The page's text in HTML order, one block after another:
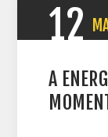
12
A